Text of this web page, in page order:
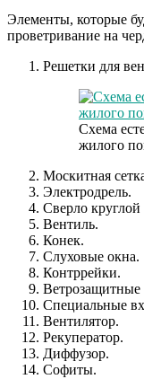
Элементы, которые
проветривание на
Решетки для
Схема
жилого
Москитная
Электродрель.
Сверло
Вентиль.
Конек.
Слуховые окна.
Контррейки.
Ветрозащитные
Специальные
Вентилятор.
Рекуператор.
Диффузор.
Софиты.